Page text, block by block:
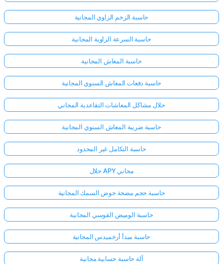
حاسبة الزخم الزاوي المجانية
حاسبة السرعة الزاوية المجانية
حاسبة المعاش المجانية
حاسبة دفعات المعاش السنوي المجانية
حلال مشاكل المعاشات التقاعدية المجاني
حاسبة ضريبة المعاش السنوي المجانية
حاسبة التكامل غير المحدود
حلال APY مجاني
حاسبة حجم مضخة حوض السمك المجانية
حاسبة الوميض القوسي المجانية
حاسبة مبدأ أرخميدس المجانية
آلة حاسبة حسابية مجانية